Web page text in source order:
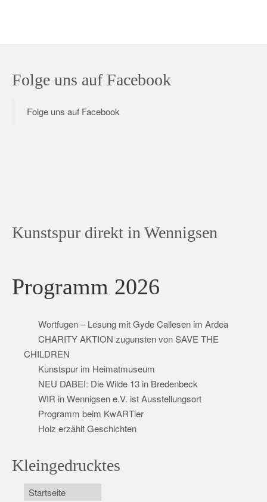
Folge uns auf Facebook
Folge uns auf Facebook
Kunstspur direkt in Wennigsen
Programm 2026
Wortfugen – Lesung mit Gyde Callesen im Ardea
CHARITY AKTION zugunsten von SAVE THE
CHILDREN
Kunstspur im Heimatmuseum
NEU DABEI: Die Wilde 13 in Bredenbeck
WIR in Wennigsen e.V. ist Ausstellungsort
Programm beim KwARTier
Holz erzählt Geschichten
Kleingedrucktes
Startseite